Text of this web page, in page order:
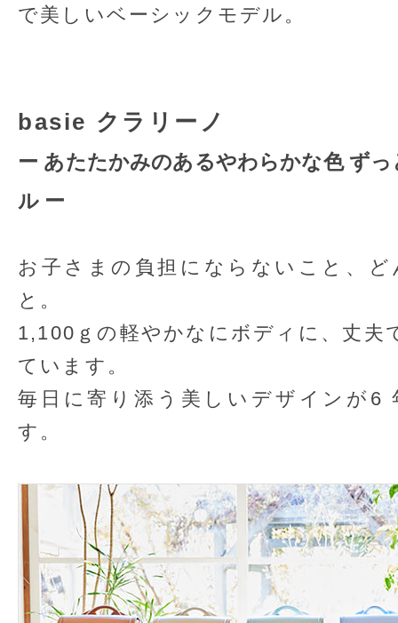
で美しいベーシックモデル。
basie クラリーノ
ー あたたかみのあるやわらかな色 ず
ル ー
お子さまの負担にならないこと、
と。
1,100ｇの軽やかなにボディに、丈夫
ています。
毎日に寄り添う美しいデザインが6
す。